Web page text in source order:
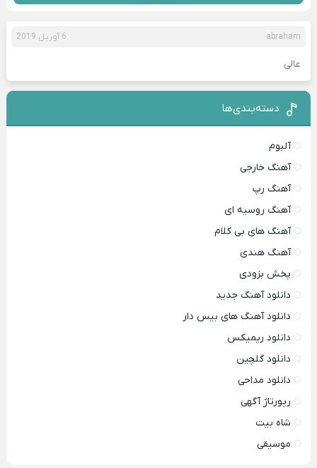
abraham 6 آوریل 2019
عالی
دسته‌بندی‌ها
آلبوم
آهنگ خارجی
آهنگ رپ
آهنگ روسیه ای
آهنگ های بی کلام
آهنگ هندی
پخش بزودی
دانلود آهنگ جدید
دانلود آهنگ های بیس دار
دانلود ریمیکس
دانلود گلچین
دانلود مداحی
رپورتاژ آگهی
شاه بیت
موسیقی